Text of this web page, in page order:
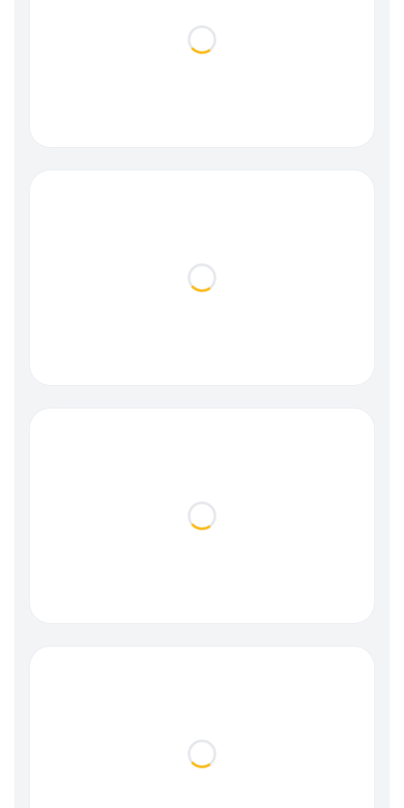
Loading...
Loading...
Loading...
Loading...